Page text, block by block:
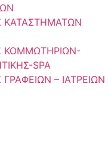
ΚΑΤΑΣΤΗΜΑΤΩΝ
ΚΟΜΜΩΤΗΡΙΩΝ-
SPA
ΓΡΑΦΕΙΩΝ – ΙΑΤΡΕΙΩΝ